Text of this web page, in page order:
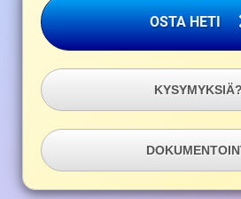
OSTA HETI
KYSYMYKSIÄ?